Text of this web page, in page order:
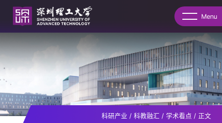
Menu
科研产业 / 科教融汇 / 学术看点 / 正文